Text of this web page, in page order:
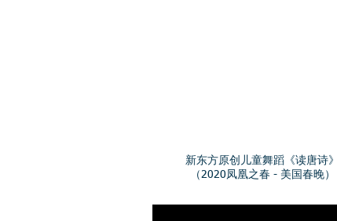
新东方原创儿童舞蹈《读唐诗》
​（2020凤凰之春 - 美国春晚）